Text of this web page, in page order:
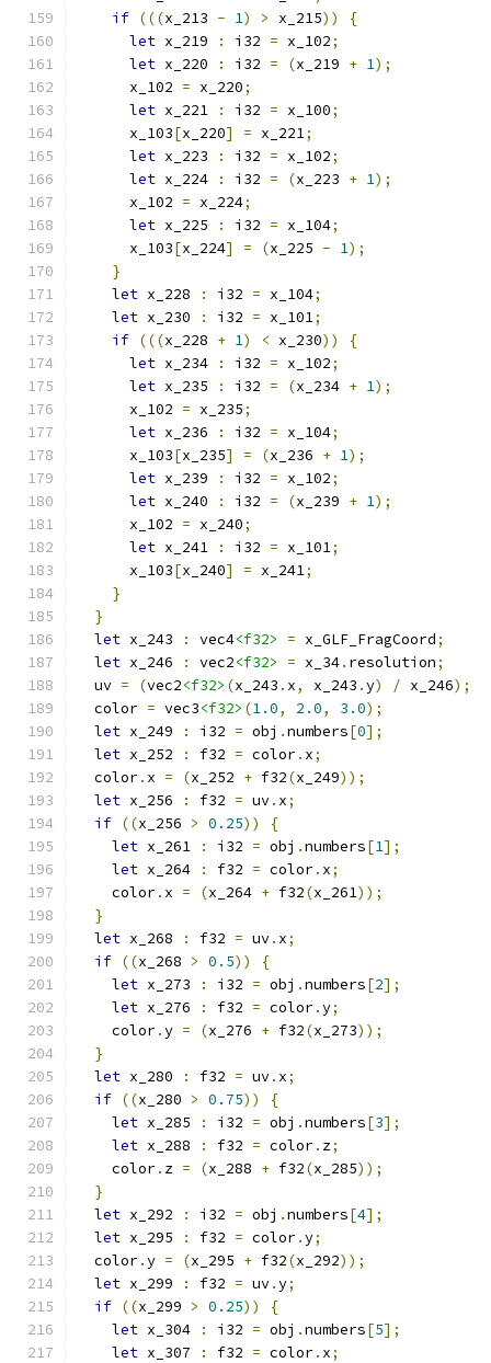
if (((x_213 - 1) > x_215))
{
let x_219 : i32 = x_102;
let x_220 : i32 = (x_219 + 1);
      x_102
= x_220;
let x_221 : i32 = x_100;
      x_103
[x_220] = x_221;
let x_223 : i32 = x_102;
let x_224 : i32 = (x_223 + 1);
      x_102
= x_224;
let x_225 : i32 = x_104;
      x_103
[x_224] = (x_225 - 1);
}
let x_228 : i32 = x_104;
let x_230 : i32 = x_101;
if (((x_228 + 1) < x_230))
{
let x_234 : i32 = x_102;
let x_235 : i32 = (x_234 + 1);
      x_102
= x_235;
let x_236 : i32 = x_104;
      x_103
[x_235] = (x_236 + 1);
let x_239 : i32 = x_102;
let x_240 : i32 = (x_239 + 1);
      x_102
= x_240;
let x_241 : i32 = x_101;
      x_103
[x_240] = x_241;
}
}
let x_243 : vec4<f32> = x_GLF_FragCoord;
let x_246 : vec2<f32> = x_34. resolution;
  uv
= (vec2<f32> (x_243 . x, x_243 .y) / x_246);
  color
= vec3<f32> (1.0, 2.0, 3.0);
let x_249 : i32 = obj .numbers[0];
let x_252 : f32 = color. x;
  color
. x = (x_252 + f32(x_249));
let x_256 : f32 = uv. x;
if ((x_256 > 0.25))
{
let x_261 : i32 = obj .numbers[1];
let x_264 : f32 = color. x;
    color
. x = (x_264 + f32(x_261));
}
let x_268 : f32 = uv. x;
if ((x_268 > 0.5))
{
let x_273 : i32 = obj .numbers[2];
let x_276 : f32 = color.y;
    color
.y = (x_276 + f32(x_273));
}
let x_280 : f32 = uv. x;
if ((x_280 > 0.75))
{
let x_285 : i32 = obj .numbers[3];
let x_288 : f32 = color. z;
    color
. z = (x_288 + f32(x_285));
}
let x_292 : i32 = obj .numbers[4];
let x_295 : f32 = color.y;
  color
.y = (x_295 + f32(x_292));
let x_299 : f32 = uv.y;
if ((x_299 > 0.25))
{
let x_304 : i32 = obj .numbers[5];
let x_307 : f32 = color. x;